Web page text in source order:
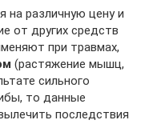
на различную цену и
от других средств
при травмах,
(растяжение мышц,
сильного
то данные
последствия